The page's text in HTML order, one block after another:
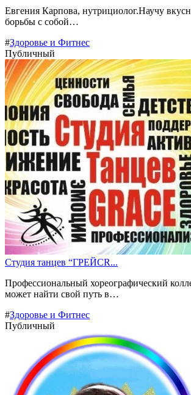
Евгения Карпова, нутрициолог.Научу
борьбы с собой…
#Здоровье и Фитнес
Публичный
Студия танцев “ГРЕЙСR...
Профессиональный хореографический
может найти свой путь в…
#Здоровье и Фитнес
Публичный